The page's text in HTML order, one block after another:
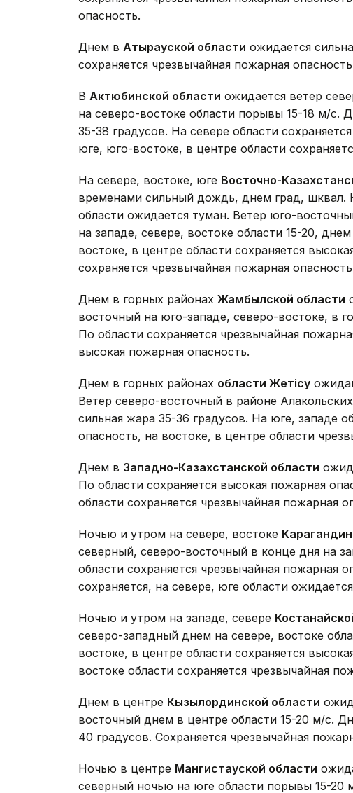
опасность.
Днем в Атырауской области ожидается
сохраняется чрезвычайная пожарная
В Актюбинской области ожидается ветер
на северо-востоке области порывы 15-18 м/с.
35-38 градусов. На севере области
юге, юго-востоке, в центре области
На севере, востоке, юге Восточно-
временами сильный дождь, днем град, шквал.
области ожидается туман. Ветер юго-
на западе, севере, востоке области 15-20,
востоке, в центре области сохраняется
сохраняется чрезвычайная пожарная
Днем в горных районах Жамбылской области
восточный на юго-западе, северо-востоке, в
По области сохраняется чрезвычайная
высокая пожарная опасность.
Днем в горных районах области Жетісу
Ветер северо-восточный в районе
сильная жара 35-36 градусов. На юге, западе
опасность, на востоке, в центре области
Днем в Западно-Казахстанской области
По области сохраняется высокая пожарная
области сохраняется чрезвычайная пожарная
Ночью и утром на севере, востоке
северный, северо-восточный в конце дня на
области сохраняется чрезвычайная пожарная
сохраняется, на севере, юге области
Ночью и утром на западе, севере
северо-западный днем на севере, востоке
востоке, в центре области сохраняется
востоке области сохраняется чрезвычайная
Днем в центре Кызылординской области
восточный днем в центре области 15-20 м/с.
40 градусов. Сохраняется чрезвычайная
Ночью в центре Мангистауской области
северный ночью на юге области порывы 15-